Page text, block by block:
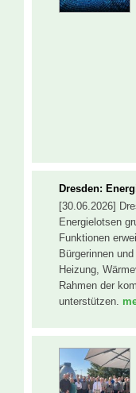
Dresden:
[30.06.2026]
Energielotsen
Funktionen
Bürgerinnen
Heizung,
Rahmen der
unterstützen.